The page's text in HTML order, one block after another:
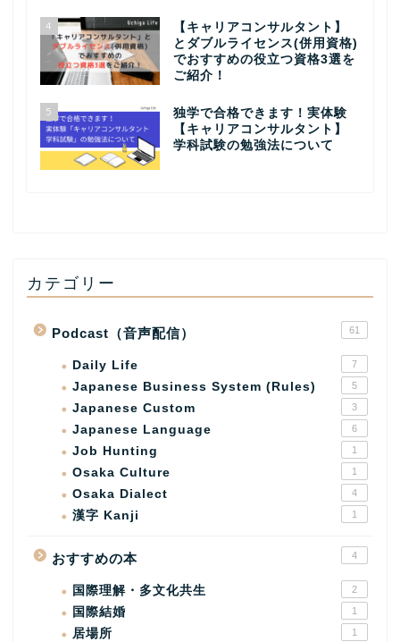
4
【キャリアコンサルタント】
とダブルライセンス(併用資格)
でおすすめの役立つ資格3選を
ご紹介！
5
独学で合格できます！実体験
【キャリアコンサルタント】
学科試験の勉強法について
カテゴリー
Podcast（音声配信） 61
Daily Life 7
Japanese Business System (Rules) 5
Japanese Custom 3
Japanese Language 6
Job Hunting 1
Osaka Culture 1
Osaka Dialect 4
漢字 Kanji 1
おすすめの本 4
国際理解・多文化共生 2
国際結婚 1
居場所 1